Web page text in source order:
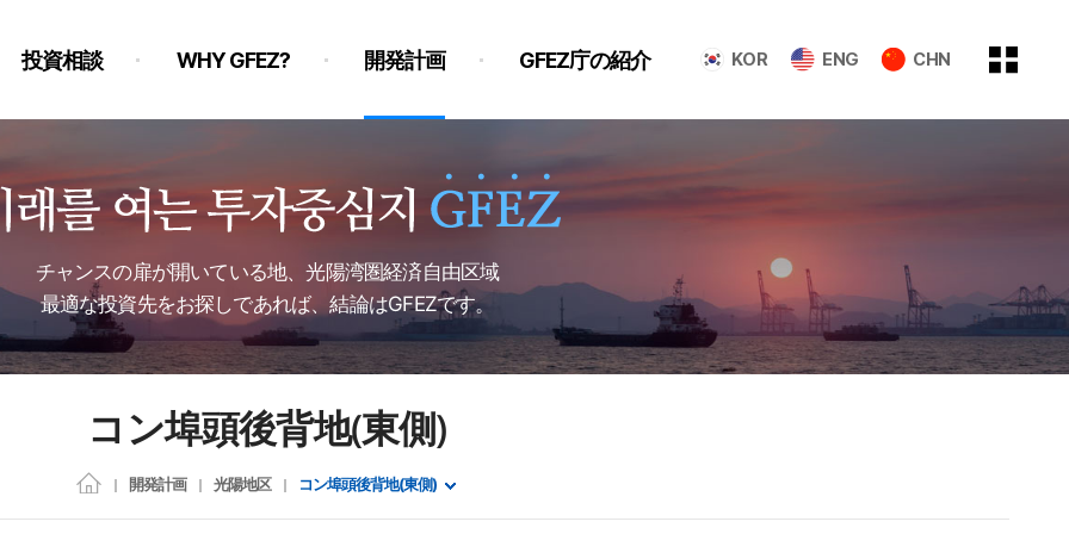
KOR ENG CHN
投資相談 WHY GFEZ? 開発計画 GFEZ庁の紹介
チャンスの扉が開いている地、光陽湾圏経済自由区域
最適な投資先をお探しであれば、結論はGFEZです。
コン埠頭後背地(東側)
開発計画 光陽地区 コン埠頭後背地(東側)